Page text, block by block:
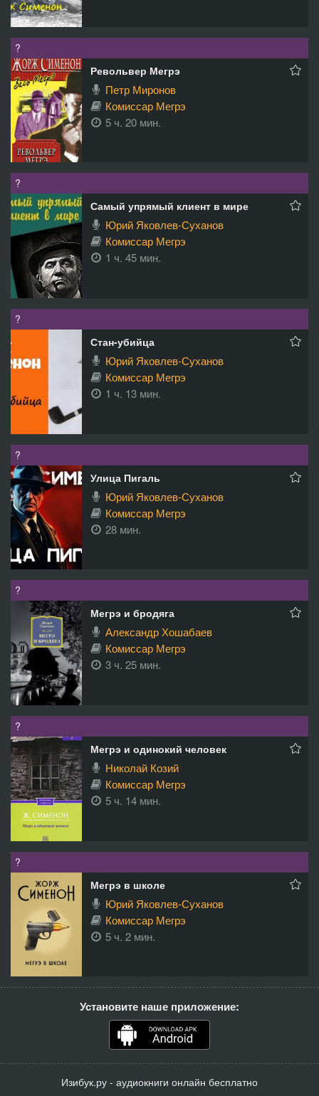
?
Револьвер Мегрэ
Петр Миронов
Комиссар Мегрэ
5 ч. 20 мин.
?
Самый упрямый клиент в мире
Юрий Яковлев-Суханов
Комиссар Мегрэ
1 ч. 45 мин.
?
Стан-убийца
Юрий Яковлев-Суханов
Комиссар Мегрэ
1 ч. 13 мин.
?
Улица Пигаль
Юрий Яковлев-Суханов
Комиссар Мегрэ
28 мин.
?
Мегрэ и бродяга
Александр Хошабаев
Комиссар Мегрэ
3 ч. 25 мин.
?
Мегрэ и одинокий человек
Николай Козий
Комиссар Мегрэ
5 ч. 14 мин.
?
Мегрэ в школе
Юрий Яковлев-Суханов
Комиссар Мегрэ
5 ч. 2 мин.
Установите наше приложение:
Изибук.ру - аудиокниги онлайн бесплатно